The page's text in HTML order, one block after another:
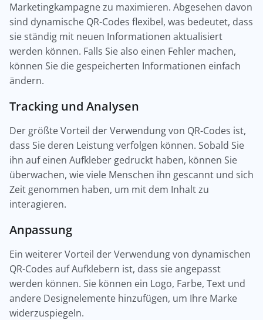
Marketingkampagne zu maximieren. Abgesehen davon
sind dynamische QR-Codes flexibel, was bedeutet, dass
sie ständig mit neuen Informationen aktualisiert
werden können. Falls Sie also einen Fehler machen,
können Sie die gespeicherten Informationen einfach
ändern.
Tracking und Analysen
Der größte Vorteil der Verwendung von QR-Codes ist,
dass Sie deren Leistung verfolgen können. Sobald Sie
ihn auf einen Aufkleber gedruckt haben, können Sie
überwachen, wie viele Menschen ihn gescannt und sich
Zeit genommen haben, um mit dem Inhalt zu
interagieren.
Anpassung
Ein weiterer Vorteil der Verwendung von dynamischen
QR-Codes auf Aufklebern ist, dass sie angepasst
werden können. Sie können ein Logo, Farbe, Text und
andere Designelemente hinzufügen, um Ihre Marke
widerzuspiegeln.